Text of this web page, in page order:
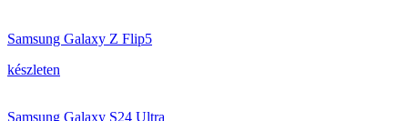
Samsung Galaxy Z Flip5
készleten
Samsung Galaxy S24 Ultra